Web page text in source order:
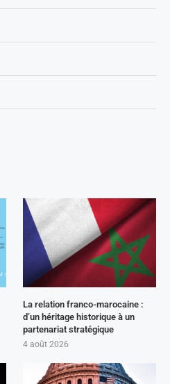
La relation franco-marocaine :
d’un héritage historique à un
partenariat stratégique
4 août 2026